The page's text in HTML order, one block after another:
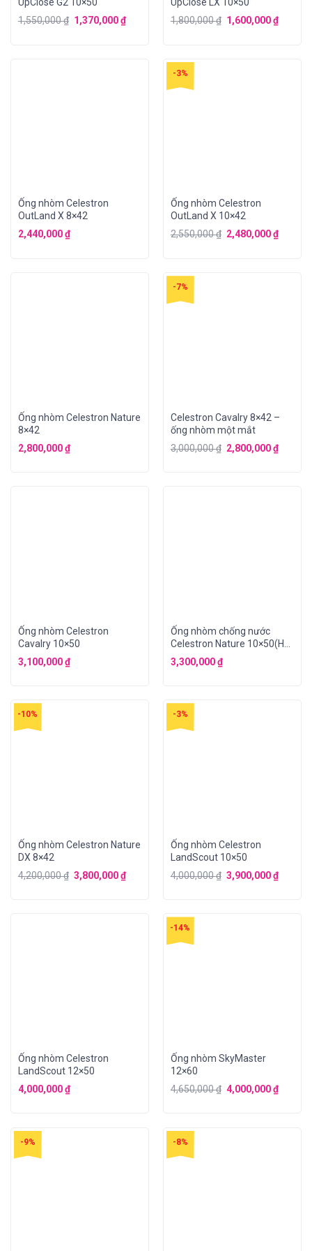
UpClose G2 10×50
1,550,000₫ 1,370,000₫
UpClose LX 10×50
1,800,000₫ 1,600,000₫
Ống nhòm Celestron
OutLand X 8×42
2,440,000₫
-3%
Ống nhòm Celestron
OutLand X 10×42
2,550,000₫ 2,480,000₫
Ống nhòm Celestron Nature
8×42
2,800,000₫
-7%
Celestron Cavalry 8×42 –
ống nhòm một mắt
3,000,000₫ 2,800,000₫
Ống nhòm Celestron
Cavalry 10×50
3,100,000₫
Ống nhòm chống nước
Celestron Nature 10×50(Hết
hàng)
3,300,000₫
-10%
Ống nhòm Celestron Nature
DX 8×42
4,200,000₫ 3,800,000₫
-3%
Ống nhòm Celestron
LandScout 10×50
4,000,000₫ 3,900,000₫
Ống nhòm Celestron
LandScout 12×50
4,000,000₫
-14%
Ống nhòm SkyMaster
12×60
4,650,000₫ 4,000,000₫
-9% -8%